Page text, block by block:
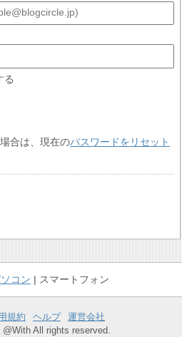
る
合は、現在のパスワードをリセット
コン スマートフォン
規約 ヘルプ
運営会社
All rights reserved.